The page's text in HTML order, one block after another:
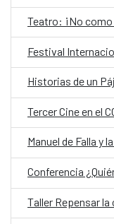
Tercer Cine en el
Conferencia